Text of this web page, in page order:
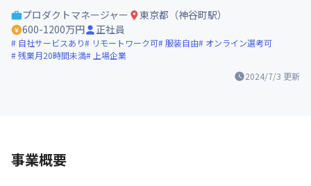
2024/7/3 更新
プロダクトマネージャー
東京都（神谷町駅）
600-1200万円
正社員
自社サービスあり リモートワーク可 服装自由
オンライン選考可
残業月20時間未満
上場企業
事業概要